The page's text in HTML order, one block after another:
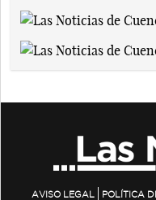
AVISO LEGAL POLÍTICA